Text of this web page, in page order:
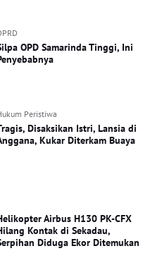
OPD Samarinda Tinggi, Ini
Peristiwa
Disaksikan Istri, Lansia di
Kukar Diterkam Buaya
Airbus H130 PK-CFX
Kontak di Sekadau,
Diduga Ekor Ditemukan